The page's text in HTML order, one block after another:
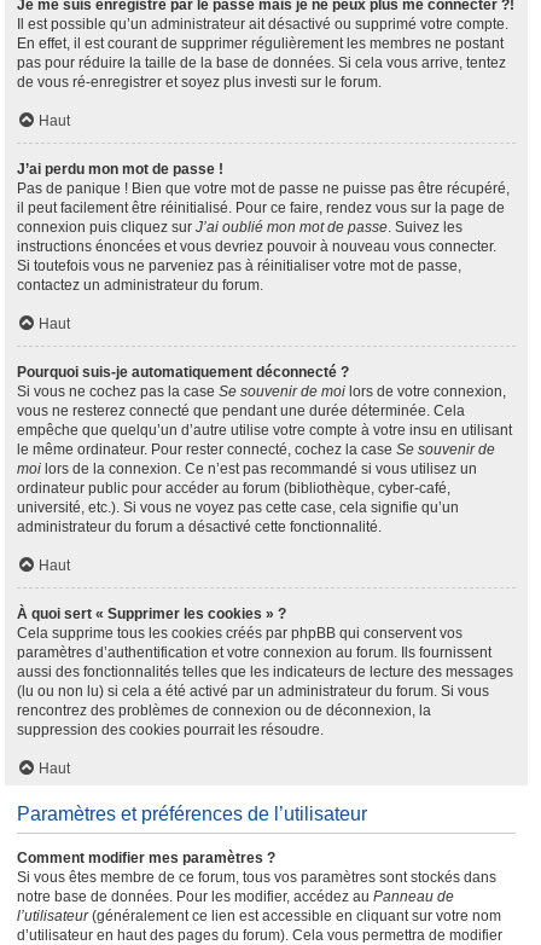
Je me suis enregistré par le passé mais je ne peux plus me connecter ?!
Il est possible qu’un administrateur ait désactivé ou supprimé votre compte.
En effet, il est courant de supprimer régulièrement les membres ne postant
pas pour réduire la taille de la base de données. Si cela vous arrive, tentez
de vous ré-enregistrer et soyez plus investi sur le forum.
Haut
J’ai perdu mon mot de passe !
Pas de panique ! Bien que votre mot de passe ne puisse pas être récupéré,
il peut facilement être réinitialisé. Pour ce faire, rendez vous sur la page de
connexion puis cliquez sur J’ai oublié mon mot de passe. Suivez les
instructions énoncées et vous devriez pouvoir à nouveau vous connecter.
Si toutefois vous ne parveniez pas à réinitialiser votre mot de passe,
contactez un administrateur du forum.
Haut
Pourquoi suis-je automatiquement déconnecté ?
Si vous ne cochez pas la case Se souvenir de moi lors de votre connexion,
vous ne resterez connecté que pendant une durée déterminée. Cela
empêche que quelqu’un d’autre utilise votre compte à votre insu en utilisant
le même ordinateur. Pour rester connecté, cochez la case Se souvenir de
moi lors de la connexion. Ce n’est pas recommandé si vous utilisez un
ordinateur public pour accéder au forum (bibliothèque, cyber-café,
université, etc.). Si vous ne voyez pas cette case, cela signifie qu’un
administrateur du forum a désactivé cette fonctionnalité.
Haut
À quoi sert « Supprimer les cookies » ?
Cela supprime tous les cookies créés par phpBB qui conservent vos
paramètres d’authentification et votre connexion au forum. Ils fournissent
aussi des fonctionnalités telles que les indicateurs de lecture des messages
(lu ou non lu) si cela a été activé par un administrateur du forum. Si vous
rencontrez des problèmes de connexion ou de déconnexion, la
suppression des cookies pourrait les résoudre.
Haut
Paramètres et préférences de l’utilisateur
Comment modifier mes paramètres ?
Si vous êtes membre de ce forum, tous vos paramètres sont stockés dans
notre base de données. Pour les modifier, accédez au Panneau de
l’utilisateur(généralement ce lien est accessible en cliquant sur votre nom
d’utilisateur en haut des pages du forum). Cela vous permettra de modifier